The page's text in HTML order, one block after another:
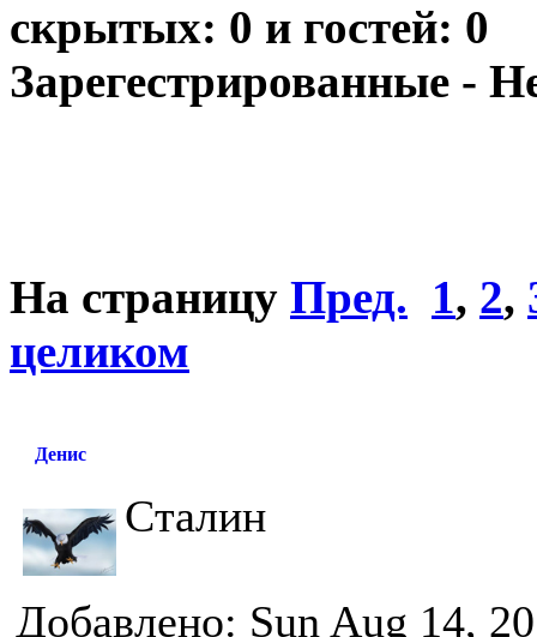
скрытых: 0 и гостей: 0
Зарегестрированные -
На страницу Пред. 1, 2,
целиком
Денис
Сталин
Добавлено: Sun Aug 14,